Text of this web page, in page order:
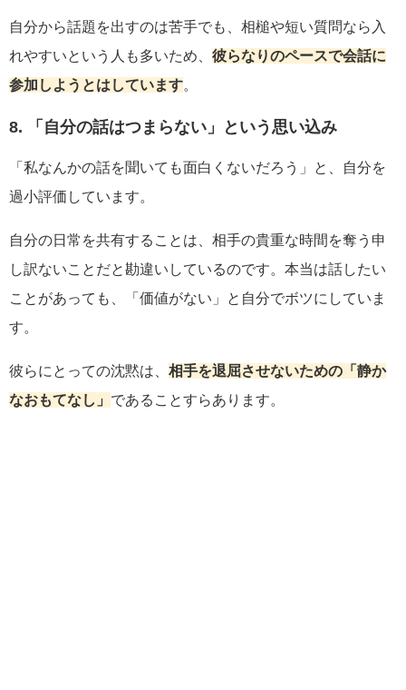
自分から話題を出すのは苦手でも、相槌や短い質問なら入
れやすいという人も多いため、 彼らなりのペースで会話に
参加しようとはしています。
8. 「自分の話はつまらない」という思い込み
「私なんかの話を聞いても面白くないだろう」と、自分を
過小評価しています。
自分の日常を共有することは、相手の貴重な時間を奪う申
し訳ないことだと勘違いしているのです。本当は話したい
ことがあっても、「価値がない」と自分でボツにしていま
す。
彼らにとっての沈黙は、 相手を退屈させないための「静か
なおもてなし」 であることすらあります。